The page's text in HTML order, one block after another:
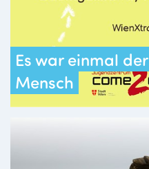
Es war einmal der
Mensch